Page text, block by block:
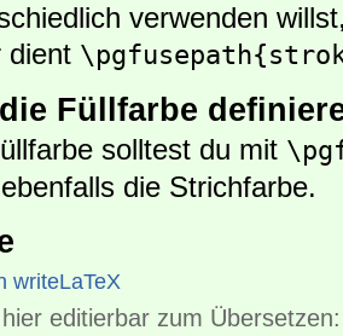
verwenden
dient
Füllfarbe
solltest du mit
die Strichfarbe.
writeLaTeX
editierbar zum Übersetzen: